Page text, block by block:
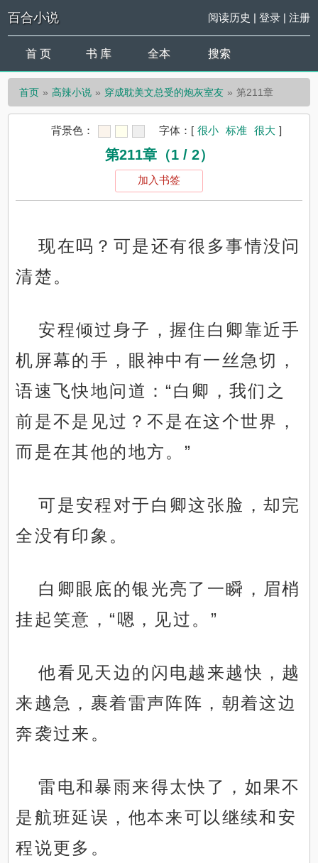
百合小说 阅读历史 | 登录| 注册
首 页 书 库 全本 搜索
首页 高辣小说 穿成耽美文总受的炮灰室友 第211章
背景色： 字体： [ 很小 标准 很大 ]
第211章（1 / 2）
加入书签
现在吗？可是还有很多事情没问
清楚。
安程倾过身子，握住白卿靠近手
机屏幕的手，眼神中有一丝急切，
语速飞快地问道：“白卿，我们之
前是不是见过？不是在这个世界，
而是在其他的地方。”
可是安程对于白卿这张脸，却完
全没有印象。
白卿眼底的银光亮了一瞬，眉梢
挂起笑意，“嗯，见过。”
他看见天边的闪电越来越快，越
来越急，裹着雷声阵阵，朝着这边
奔袭过来。
雷电和暴雨来得太快了，如果不
是航班延误，他本来可以继续和安
程说更多。